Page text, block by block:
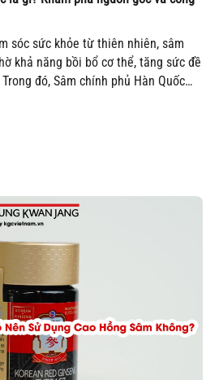
sóc sức khỏe từ thiên nhiên, sâm
khả năng bồi bổ cơ thể, tăng sức đề
đó, Sâm chính phủ Hàn Quốc